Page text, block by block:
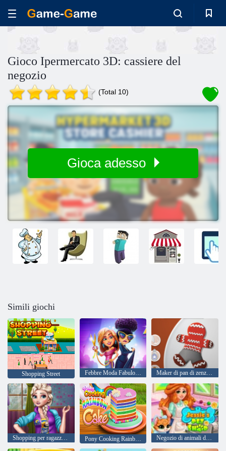
Gioco Ipermercato 3D: cassiere del
negozio
(Total 10)
Gioca adesso
Simili giochi
Shopping Street Febbre Moda Fabulous di Angela Maker di pan di zenzero
Shopping per ragazze ricche Pony Cooking Rainbow Cake Negozio di animali di Jessie